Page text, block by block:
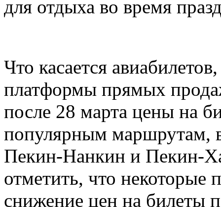
для отдыха во время
Что касается
платформы прямых
после 28 марта цены на
популярным маршрутам,
Пекин-Нанкин и Пекин-
отметить, что некоторые
снижение цен на билеты